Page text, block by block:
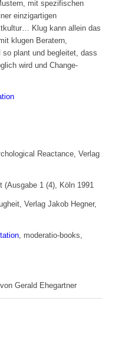
mit spezifischen
einzigartigen
Klug kann allein das
klugen Beratern,
so plant und begleitet, dass
wird und Change-
Reactance, Verlag
1 (4), Köln 1991
Verlag Jakob Hegner,
, moderatio-books,
Gerald Ehegartner